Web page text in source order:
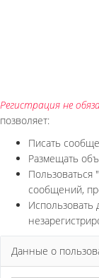
Регистрация не
позволяет:
Писать
Размещать
Пользоваться
сообщений,
Использовать
Данные о